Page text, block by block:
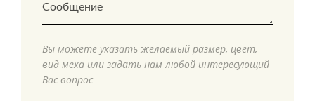
Вы можете указать желаемый размер, цвет,
вид меха или задать нам любой интересующий
Вас вопрос